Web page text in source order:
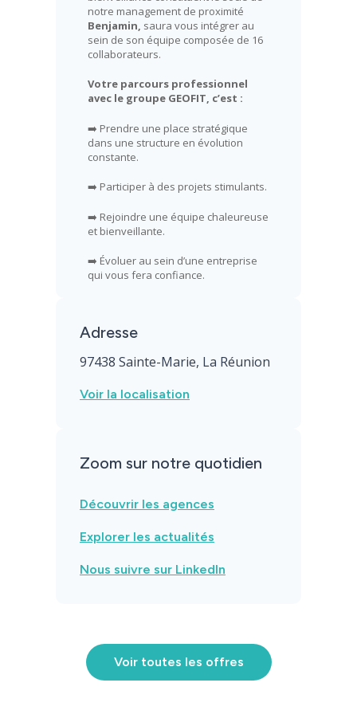
notre management de proximité
Benjamin, saura vous intégrer au
sein de son équipe composée de 16
collaborateurs.
Votre parcours professionnel
avec le groupe GEOFIT, c’est :
➡️ Prendre une place stratégique
dans une structure en évolution
constante.
➡️ Participer à des projets stimulants.
➡️ Rejoindre une équipe chaleureuse
et bienveillante.
➡️ Évoluer au sein d’une entreprise
qui vous fera confiance.
Adresse
97438 Sainte-Marie, La Réunion
Voir la localisation
Zoom sur notre quotidien
Découvrir les agences
Explorer les actualités
Nous suivre sur LinkedIn
Voir toutes les offres
Agences
Engagements
Actualités